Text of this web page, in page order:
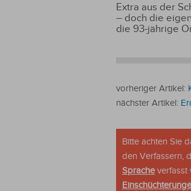
Extra aus der
– doch die
die 93-jährige
vorheriger Artikel:
nächster Artikel:
Bitte achten Sie
den Verfassern,
Spracheverfasst